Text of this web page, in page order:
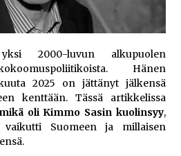
sitten
maksuteknologian avulla
sitten
– rikollisuuden tutkija ja väkivallan
näkyvä ääni
sitten
2000-luvun alkupuolen
Hänen
2025 on jättänyt jälkensä
kenttään. Tässä artikkelissa
mikä oli Kimmo Sasin kuolinsyy,
Suomeen ja millaisen